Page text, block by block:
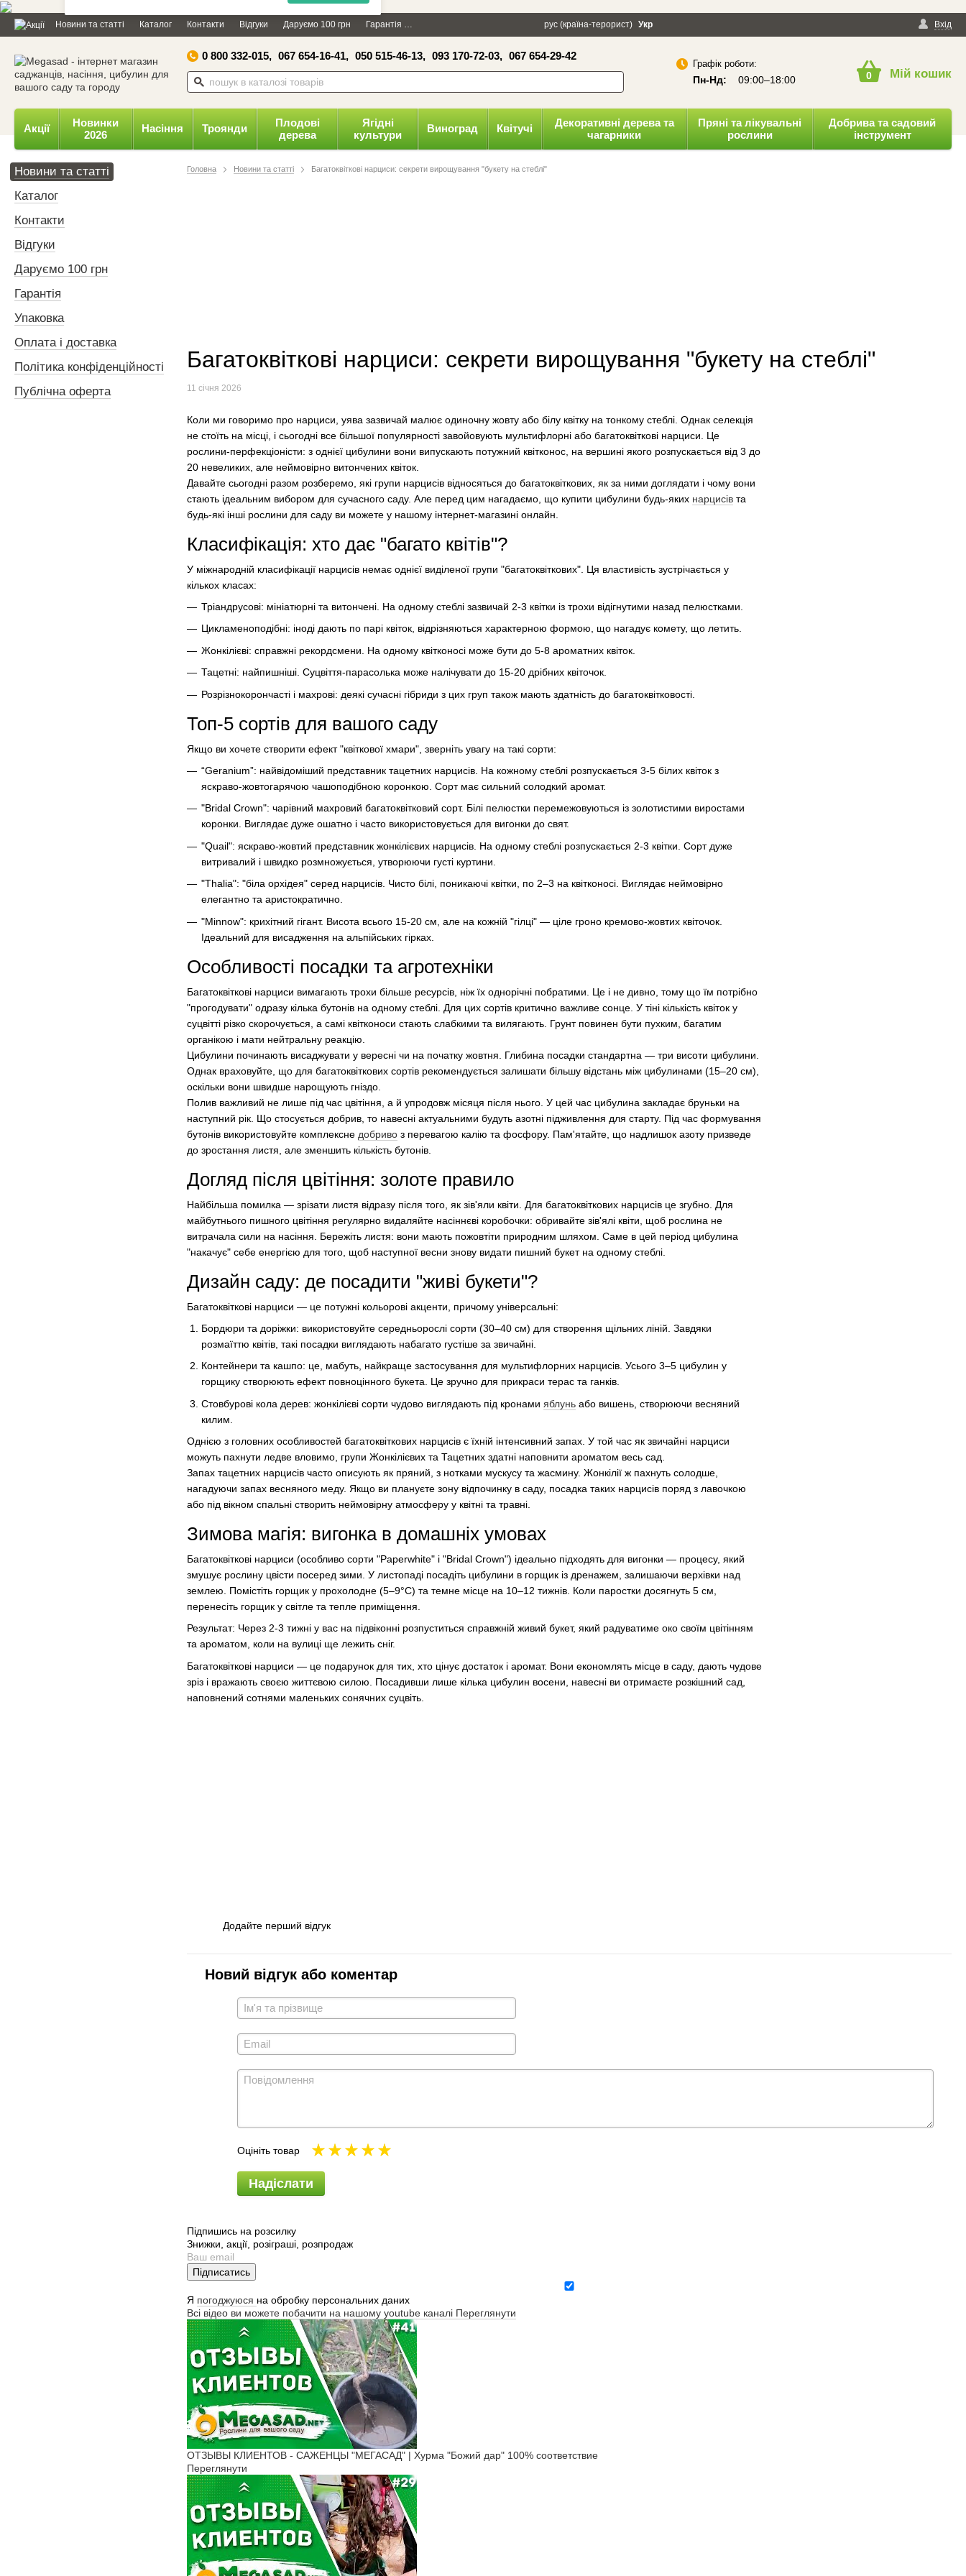
Дозвольте сайту megasad.net
відправляти вам сповіщення на
робочий стіл.
Powered by SendPulse Заборонити Дозволити
×
Новини та статті Каталог Контакти Відгуки Даруємо 100 грн Гарантія Політика конфіденційності Вхід
рус (країна-терорист) Укр
0 800 332-015, 067 654-16-41, 050 515-46-13, 093 170-72-03, 067 654-29-42
Графік роботи:
Пн-Нд: 09:00–18:00 0 Мій кошик
Акції
Новинки
2026
Насіння Троянди
Плодові
дерева
Ягідні
культури
Виноград Квітучі
Декоративні дерева та
чагарники
Пряні та лікувальні
рослини
Добрива та садовий
інструмент
Головна Новини та статті Багатоквіткові нарциси: секрети вирощування "букету на стеблі"
Багатоквіткові нарциси: секрети вирощування "букету на стеблі"
11 січня 2026
Коли ми говоримо про нарциси, уява зазвичай малює одиночну жовту або білу квітку на тонкому стеблі. Однак селекція
не стоїть на місці, і сьогодні все більшої популярності завойовують мультифлорні або багатоквіткові нарциси. Це
рослини-перфекціоністи: з однієї цибулини вони випускають потужний квітконос, на вершині якого розпускається від 3 до
20 невеликих, але неймовірно витончених квіток.
Давайте сьогодні разом розберемо, які групи нарцисів відносяться до багатоквіткових, як за ними доглядати і чому вони
стають ідеальним вибором для сучасного саду. Але перед цим нагадаємо, що купити цибулини будь-яких нарцисів та
будь-які інші рослини для саду ви можете у нашому інтернет-магазині онлайн.
Класифікація: хто дає "багато квітів"?
У міжнародній класифікації нарцисів немає однієї виділеної групи "багатоквіткових". Ця властивість зустрічається у
кількох класах:
Тріандрусові: мініатюрні та витончені. На одному стеблі зазвичай 2-3 квітки із трохи відігнутими назад пелюстками.
Цикламеноподібні: іноді дають по парі квіток, відрізняються характерною формою, що нагадує комету, що летить.
Жонкілієві: справжні рекордсмени. На одному квітконосі може бути до 5-8 ароматних квіток.
Тацетні: найпишніші. Суцвіття-парасолька може налічувати до 15-20 дрібних квіточок.
Розрізнокорончасті і махрові: деякі сучасні гібриди з цих груп також мають здатність до багатоквітковості.
Топ-5 сортів для вашого саду
Якщо ви хочете створити ефект "квіткової хмари", зверніть увагу на такі сорти:
“Geranium”: найвідоміший представник тацетних нарцисів. На кожному стеблі розпускається 3-5 білих квіток з
яскраво-жовтогарячою чашоподібною коронкою. Сорт має сильний солодкий аромат.
"Bridal Crown": чарівний махровий багатоквітковий сорт. Білі пелюстки перемежовуються із золотистими виростами
коронки. Виглядає дуже ошатно і часто використовується для вигонки до свят.
"Quail": яскраво-жовтий представник жонкілієвих нарцисів. На одному стеблі розпускається 2-3 квітки. Сорт дуже
витривалий і швидко розмножується, утворюючи густі куртини.
"Thalia": "біла орхідея" серед нарцисів. Чисто білі, поникаючі квітки, по 2–3 на квітконосі. Виглядає неймовірно
елегантно та аристократично.
"Minnow": крихітний гігант. Висота всього 15-20 см, але на кожній "гілці" — ціле гроно кремово-жовтих квіточок.
Ідеальний для висадження на альпійських гірках.
Особливості посадки та агротехніки
Багатоквіткові нарциси вимагають трохи більше ресурсів, ніж їх однорічні побратими. Це і не дивно, тому що їм потрібно
"прогодувати" одразу кілька бутонів на одному стеблі. Для цих сортів критично важливе сонце. У тіні кількість квіток у
суцвітті різко скорочується, а самі квітконоси стають слабкими та вилягають. Грунт повинен бути пухким, багатим
органікою і мати нейтральну реакцію.
Цибулини починають висаджувати у вересні чи на початку жовтня. Глибина посадки стандартна — три висоти цибулини.
Однак враховуйте, що для багатоквіткових сортів рекомендується залишати більшу відстань між цибулинами (15–20 см),
оскільки вони швидше нарощують гніздо.
Полив важливий не лише під час цвітіння, а й упродовж місяця після нього. У цей час цибулина закладає бруньки на
наступний рік. Що стосується добрив, то навесні актуальними будуть азотні підживлення для старту. Під час формування
бутонів використовуйте комплексне добриво з перевагою калію та фосфору. Пам'ятайте, що надлишок азоту призведе
до зростання листя, але зменшить кількість бутонів.
Догляд після цвітіння: золоте правило
Найбільша помилка — зрізати листя відразу після того, як зів'яли квіти. Для багатоквіткових нарцисів це згубно. Для
майбутнього пишного цвітіння регулярно видаляйте насіннєві коробочки: обривайте зів'ялі квіти, щоб рослина не
витрачала сили на насіння. Бережіть листя: вони мають пожовтіти природним шляхом. Саме в цей період цибулина
"накачує" себе енергією для того, щоб наступної весни знову видати пишний букет на одному стеблі.
Дизайн саду: де посадити "живі букети"?
Багатоквіткові нарциси — це потужні кольорові акценти, причому універсальні:
Бордюри та доріжки: використовуйте середньорослі сорти (30–40 см) для створення щільних ліній. Завдяки
розмаїттю квітів, такі посадки виглядають набагато густіше за звичайні.
Контейнери та кашпо: це, мабуть, найкраще застосування для мультифлорних нарцисів. Усього 3–5 цибулин у
горщику створюють ефект повноцінного букета. Це зручно для прикраси терас та ганків.
Стовбурові кола дерев: жонкілієві сорти чудово виглядають під кронами яблунь або вишень, створюючи весняний
килим.
Однією з головних особливостей багатоквіткових нарцисів є їхній інтенсивний запах. У той час як звичайні нарциси
можуть пахнути ледве вловимо, групи Жонкілієвих та Тацетних здатні наповнити ароматом весь сад.
Запах тацетних нарцисів часто описують як пряний, з нотками мускусу та жасмину. Жонкілії ж пахнуть солодше,
нагадуючи запах весняного меду. Якщо ви плануєте зону відпочинку в саду, посадка таких нарцисів поряд з лавочкою
або під вікном спальні створить неймовірну атмосферу у квітні та травні.
Зимова магія: вигонка в домашніх умовах
Багатоквіткові нарциси (особливо сорти "Paperwhite" і "Bridal Crown") ідеально підходять для вигонки — процесу, який
змушує рослину цвісти посеред зими. У листопаді посадіть цибулини в горщик із дренажем, залишаючи верхівки над
землею. Помістіть горщик у прохолодне (5–9°C) та темне місце на 10–12 тижнів. Коли паростки досягнуть 5 см,
перенесіть горщик у світле та тепле приміщення.
Результат: Через 2-3 тижні у вас на підвіконні розпуститься справжній живий букет, який радуватиме око своїм цвітінням
та ароматом, коли на вулиці ще лежить сніг.
Багатоквіткові нарциси — це подарунок для тих, хто цінує достаток і аромат. Вони економлять місце в саду, дають чудове
зріз і вражають своєю життєвою силою. Посадивши лише кілька цибулин восени, навесні ви отримаєте розкішний сад,
наповнений сотнями маленьких сонячних суцвіть.
Додайте перший відгук
Новий відгук або коментар
Оцініть товар
Надіслати
Підпишись на розсилку
Знижки, акції, розіграші, розпродаж
Підписатись
Я погоджуюся на обробку персональних даних
Всі відео ви можете побачити на нашому youtube каналі Переглянути
ОТЗЫВЫ КЛИЕНТОВ - САЖЕНЦЫ "МЕГАСАД" | Хурма "Божий дар" ​100% соответствие
Переглянути
Новини та статті
Каталог
Контакти
Відгуки
Даруємо 100 грн
Гарантія
Упаковка
Оплата і доставка
Політика конфіденційності
Публічна оферта